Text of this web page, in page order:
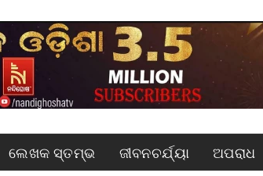
ଲେଖକ ସ୍ତମ୍ଭ ଜୀବନଚର୍ଯ୍ୟା ଅପରାଧ